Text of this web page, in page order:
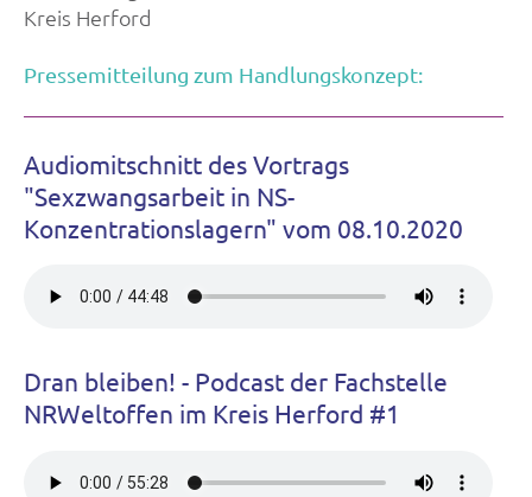
Kreis Herford
Pressemitteilung zum Handlungskonzept:
Audiomitschnitt des Vortrags
"Sexzwangsarbeit in NS-
Konzentrationslagern" vom 08.10.2020
Dran bleiben! - Podcast der Fachstelle
NRWeltoffen im Kreis Herford #1